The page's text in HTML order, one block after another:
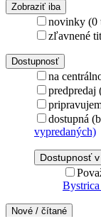
Zobraziť iba
novinky (0
zľavnené
Dostupnosť
na
predpredaj
dostupná
vypredaných)
Dostupnosť
Nové / čítané